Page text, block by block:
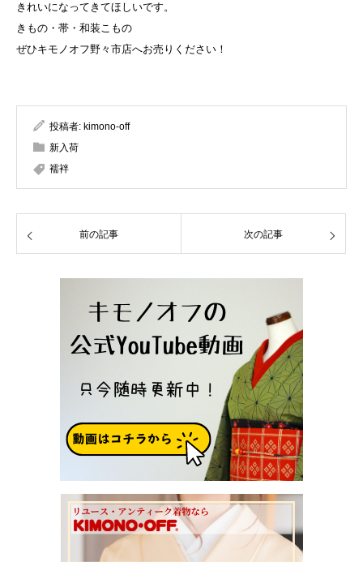
きれいになってきてほしいです。
きもの・帯・和装こもの
ぜひキモノオフ野々市店へお売りください！
投稿者: kimono-off
新入荷
襦袢
前の記事 次の記事